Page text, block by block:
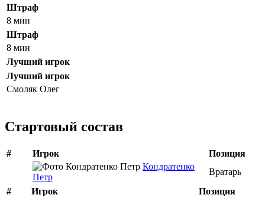
Штраф
8 мин
Штраф
8 мин
Лучший игрок
Лучший игрок
Смоляк Олег
Стартовый состав
# Игрок
Позиция
Кондратенко
Петр
Вратарь
#
Игрок
Позиция